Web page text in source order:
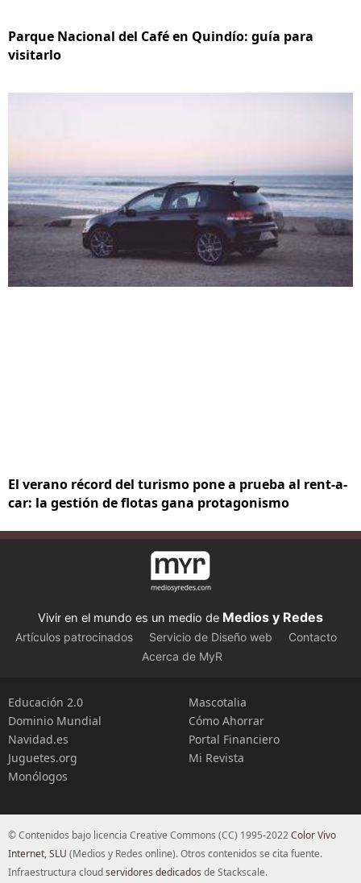
Parque Nacional del Café en Quindío: guía para
visitarlo
El verano récord del turismo pone a prueba al rent-a-
car: la gestión de flotas gana protagonismo
Vivir en el mundo es un medio de Medios y Redes
Artículos patrocinados Servicio de Diseño web
Contacto
Acerca de MyR
Educación 2.0
Dominio Mundial
Navidad.es
Juguetes.org
Monólogos
Mascotalia
Cómo Ahorrar
Portal Financiero
Mi Revista
© Contenidos bajo licencia Creative Commons (CC) 1995-2022Color Vivo
Internet, SLU (Medios y Redes online). Otros contenidos se cita fuente.
Infraestructura cloudservidores dedicados de Stackscale.